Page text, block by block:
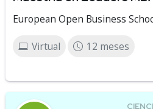
European Open Business
Virtual 12 meses